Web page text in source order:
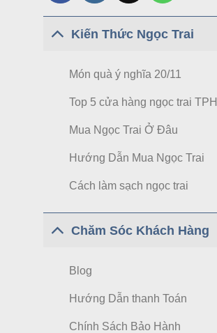
Kiến Thức Ngọc Trai
Món quà ý nghĩa 20/11
Top 5 cửa hàng ngọc trai
Mua Ngọc Trai Ở Đâu
Hướng Dẫn Mua Ngọc Trai
Cách làm sạch ngọc trai
Chăm Sóc Khách Hàng
Blog
Hướng Dẫn thanh Toán
Chính Sách Bảo Hành